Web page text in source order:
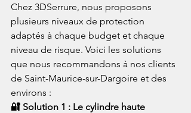
Chez 3DSerrure, nous proposons
plusieurs niveaux de protection
adaptés à chaque budget et chaque
niveau de risque. Voici les solutions
que nous recommandons à nos clients
de Saint-Maurice-sur-Dargoire et des
environs :
🔐 Solution 1 : Le cylindre haute